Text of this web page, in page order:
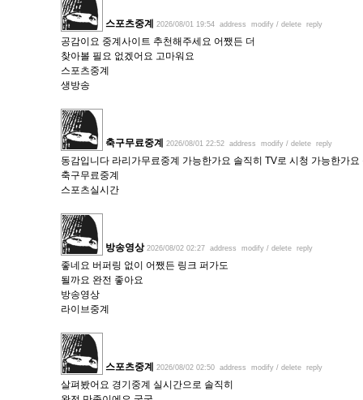
스포츠중계 2026/08/01 19:54 address modify / delete reply
공감이요 중계사이트 추천해주세요 어쨌든 더
찾아볼 필요 없겠어요 고마워요
스포츠중계
생방송
축구무료중계 2026/08/01 22:52 address modify / delete reply
동감입니다 라리가무료중계 가능한가요 솔직히 TV로 시청 가능한가요
축구무료중계
스포츠실시간
방송영상 2026/08/02 02:27 address modify / delete reply
좋네요 버퍼링 없이 어쨌든 링크 퍼가도
될까요 완전 좋아요
방송영상
라이브중계
스포츠중계 2026/08/02 02:50 address modify / delete reply
살펴봤어요 경기중계 실시간으로 솔직히